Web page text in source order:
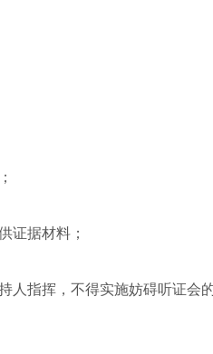
据材料；
指挥，不得实施妨碍听证会的